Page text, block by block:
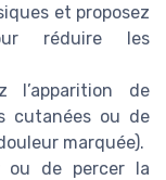
et proposez
réduire les
l’apparition de
cutanées ou de
marquée).
ou de percer la